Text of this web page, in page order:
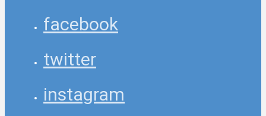
facebook
twitter
instagram